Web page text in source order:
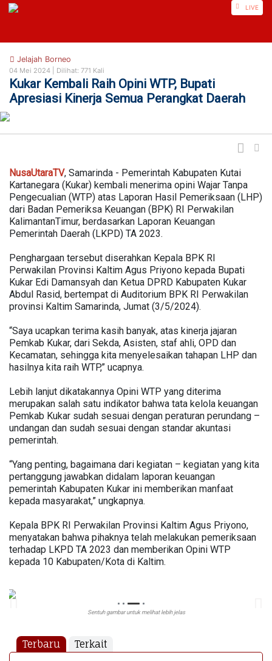
https://nusautaratv.com/ LIVE
Jelajah Borneo
04 Mei 2024 | Dilihat: 771 Kali
Kukar Kembali Raih Opini WTP, Bupati
Apresiasi Kinerja Semua Perangkat Daerah
NusaUtaraTV, Samarinda - Pemerintah Kabupaten Kutai
Kartanegara (Kukar) kembali menerima opini Wajar Tanpa
Pengecualian (WTP) atas Laporan Hasil Pemeriksaan (LHP)
dari Badan Pemeriksa Keuangan (BPK) RI Perwakilan
KalimantanTimur, berdasarkan Laporan Keuangan
Pemerintah Daerah (LKPD) TA 2023.
Penghargaan tersebut diserahkan Kepala BPK RI
Perwakilan Provinsi Kaltim Agus Priyono kepada Bupati
Kukar Edi Damansyah dan Ketua DPRD Kabupaten Kukar
Abdul Rasid, bertempat di Auditorium BPK RI Perwakilan
provinsi Kaltim Samarinda, Jumat (3/5/2024).
“Saya ucapkan terima kasih banyak, atas kinerja jajaran
Pemkab Kukar, dari Sekda, Asisten, staf ahli, OPD dan
Kecamatan, sehingga kita menyelesaikan tahapan LHP dan
hasilnya kita raih WTP,” ucapnya.
Lebih lanjut dikatakannya Opini WTP yang diterima
merupakan salah satu indikator bahwa tata kelola keuangan
Pemkab Kukar sudah sesuai dengan peraturan perundang –
undangan dan sudah sesuai dengan standar akuntasi
pemerintah.
“Yang penting, bagaimana dari kegiatan – kegiatan yang kita
pertanggung jawabkan didalam laporan keuangan
pemerintah Kabupaten Kukar ini memberikan manfaat
kepada masyarakat,” ungkapnya.
Kepala BPK RI Perwakilan Provinsi Kaltim Agus Priyono,
menyatakan bahwa pihaknya telah melakukan pemeriksaan
terhadap LKPD TA 2023 dan memberikan Opini WTP
kepada 10 Kabupaten/Kota di Kaltim.
Sentuh gambar untuk melihat lebih jelas
Terbaru Terkait